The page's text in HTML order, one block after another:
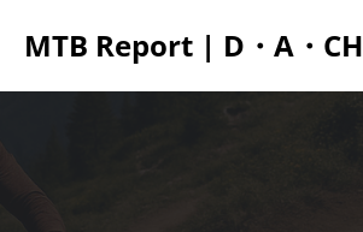
Inhalt
MTB Report | D・A・CH